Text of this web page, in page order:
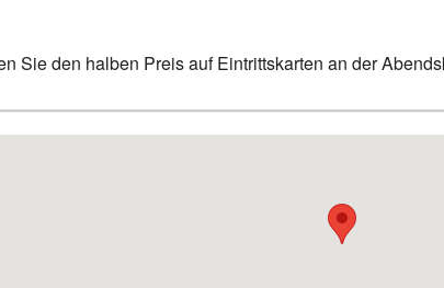
Sie den halben Preis auf Eintrittskarten an der